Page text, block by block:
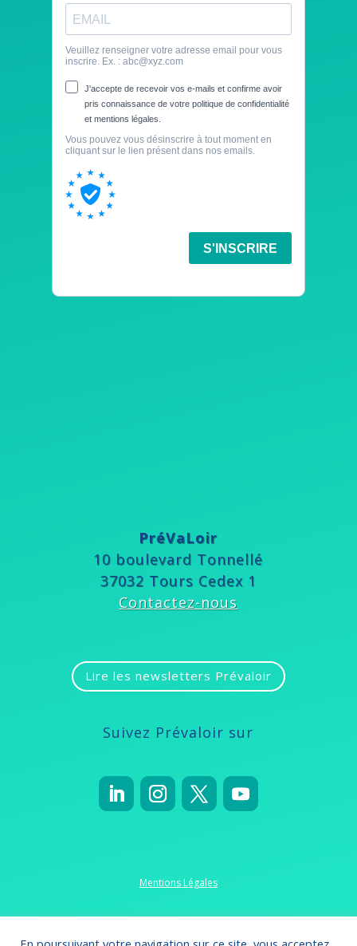
PréVaLoir
10 boulevard Tonnellé
37032 Tours Cedex 1
Contactez-nous
Lire les newsletters Prévaloir
Suivez Prévaloir sur
Mentions Légales
Politique de confidentialité